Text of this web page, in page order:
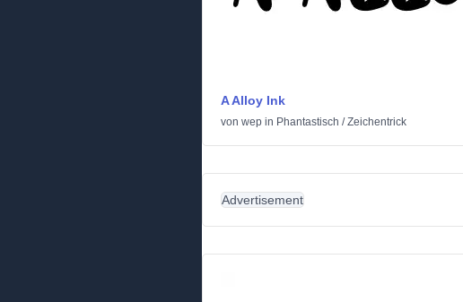
A Alloy Ink
von wep in Phantastisch /Zeichentrick
Advertisement